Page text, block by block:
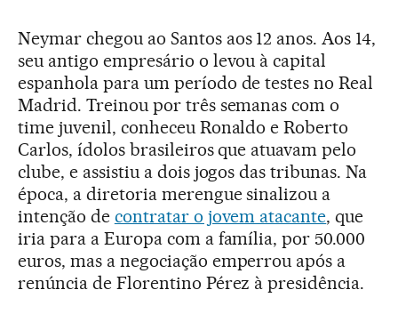
Neymar chegou ao Santos aos 12 anos. Aos 14,
seu antigo empresário o levou à capital
espanhola para um período de testes no Real
Madrid. Treinou por três semanas com o
time juvenil, conheceu Ronaldo e Roberto
Carlos, ídolos brasileiros que atuavam pelo
clube, e assistiu a dois jogos das tribunas. Na
época, a diretoria merengue sinalizou a
intenção de contratar o jovem atacante, que
iria para a Europa com a família, por 50.000
euros, mas a negociação emperrou após a
renúncia de Florentino Pérez à presidência.